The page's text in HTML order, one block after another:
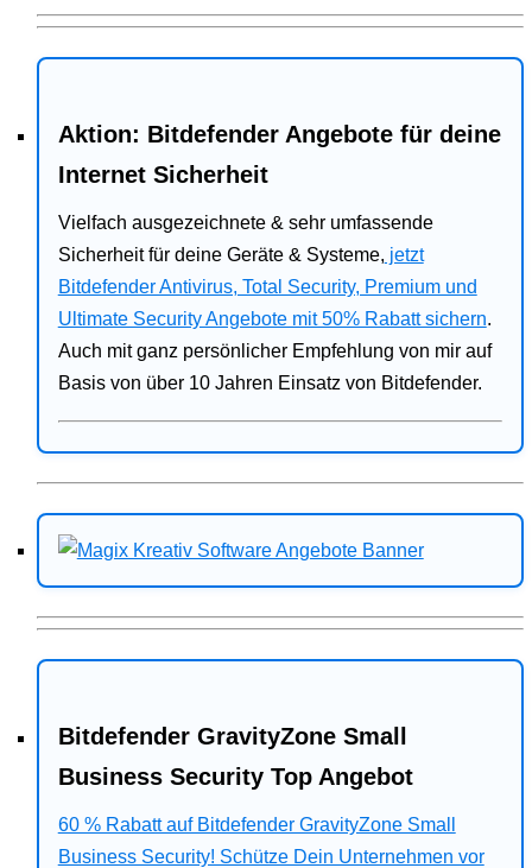
Aktion: Bitdefender Angebote für deine
Internet Sicherheit
Vielfach ausgezeichnete & sehr umfassende
Sicherheit für deine Geräte & Systeme, jetzt
Bitdefender Antivirus, Total Security, Premium und
Ultimate Security Angebote mit 50% Rabatt sichern.
Auch mit ganz persönlicher Empfehlung von mir auf
Basis von über 10 Jahren Einsatz von Bitdefender.
Bitdefender GravityZone Small
Business Security Top Angebot
60 % Rabatt auf Bitdefender GravityZone Small
Business Security! Schütze Dein Unternehmen vor